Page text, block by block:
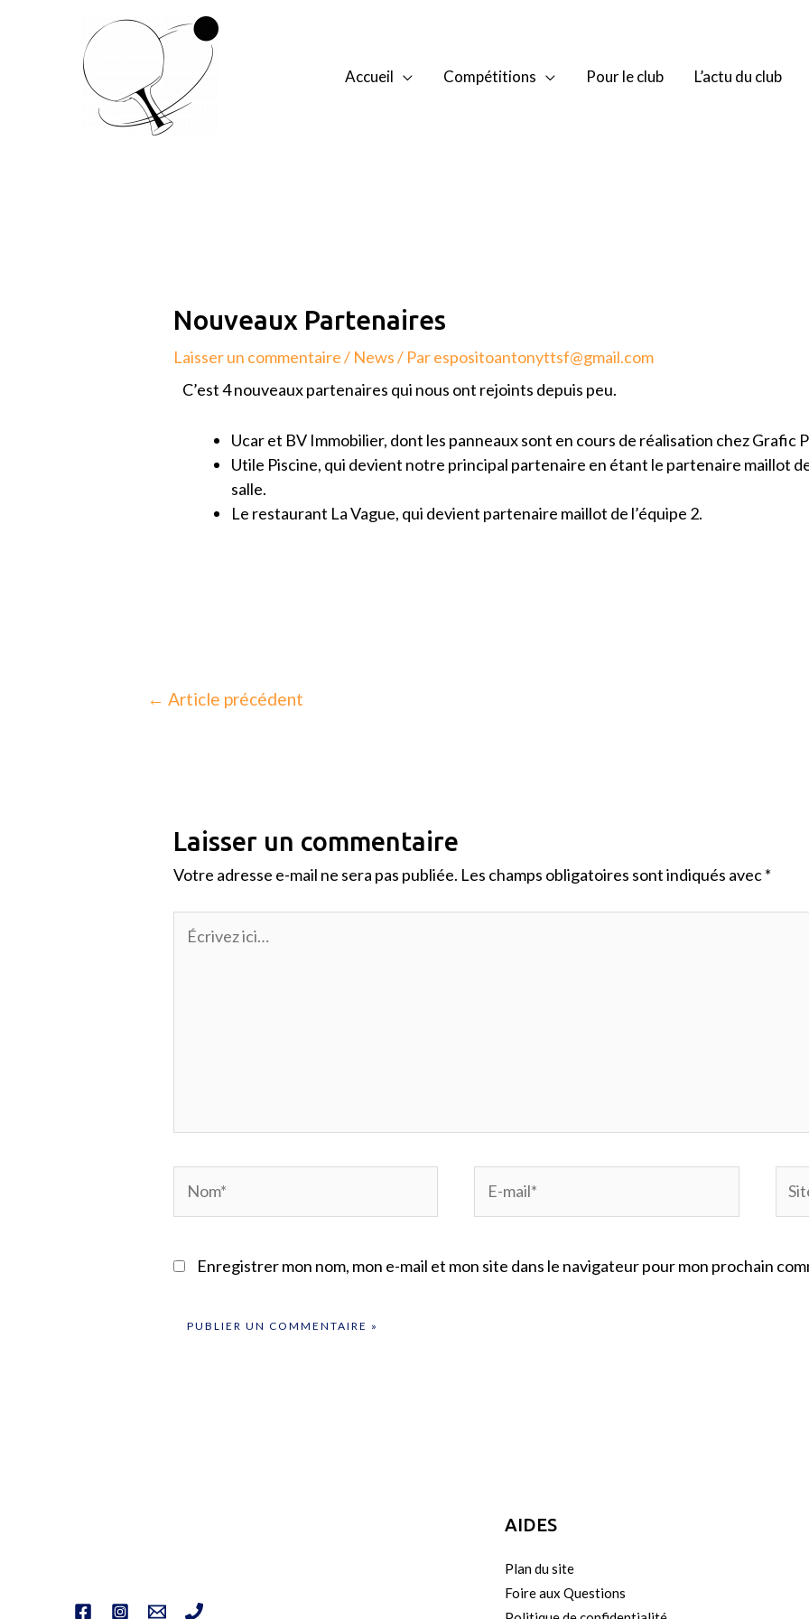
Accueil Compétitions Pour le club L’actu du club
Nouveaux Partenaires
Laisser un commentaire/ News/ Parespositoantonyttsf@gmail.com
C’est 4 nouveaux partenaires qui nous ont rejoints depuis peu.
Ucar et BV Immobilier, dont les panneaux sont en cours de réalisation chez Grafic
Utile Piscine, qui devient notre principal partenaire en étant le partenaire maillot de
salle.
Le restaurant La Vague, qui devient partenaire maillot de l’équipe 2.
← Article précédent
Laisser un commentaire
Votre adresse e-mail ne sera pas publiée. Les champs obligatoires sont indiqués avec*
ici…
mail*
Enregistrer mon nom, mon e-mail et mon site dans le navigateur pour mon prochain
AIDES
Plan du site
Foire aux Questions